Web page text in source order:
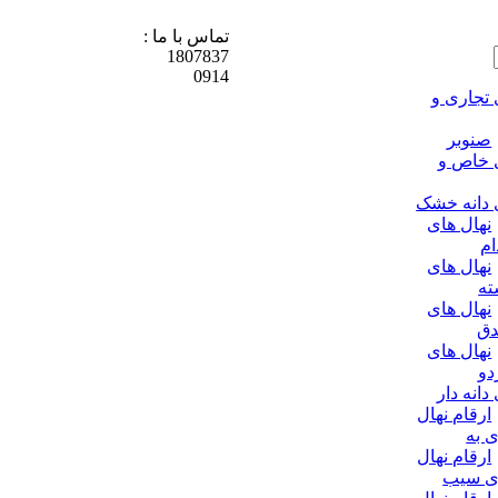
تجاری و
صنوبر
خاص و
دانه خشک
نهال های
نهال های
نهال های
نهال های
دار
ارقام نهال
به
ارقام نهال
سیب
تماس با ما :
1807837
0914